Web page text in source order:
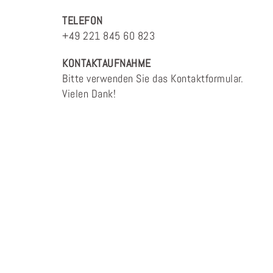
TELEFON
+49 221 845 60 823
KONTAKTAUFNAHME
Bitte verwenden Sie das Kontaktformular.
Vielen Dank!